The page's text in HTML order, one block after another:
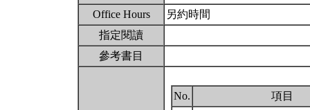
Office Hours
另約時間
指定閱讀
參考書目
No.
項目